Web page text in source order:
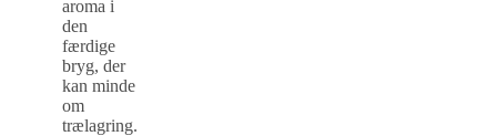
aroma i
den
færdige
bryg, der
kan minde
om
trælagring.